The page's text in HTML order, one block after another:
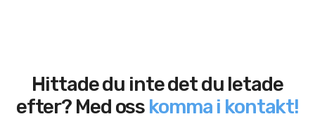
Hittade du inte det du letade
efter? Med oss komma i kontakt!